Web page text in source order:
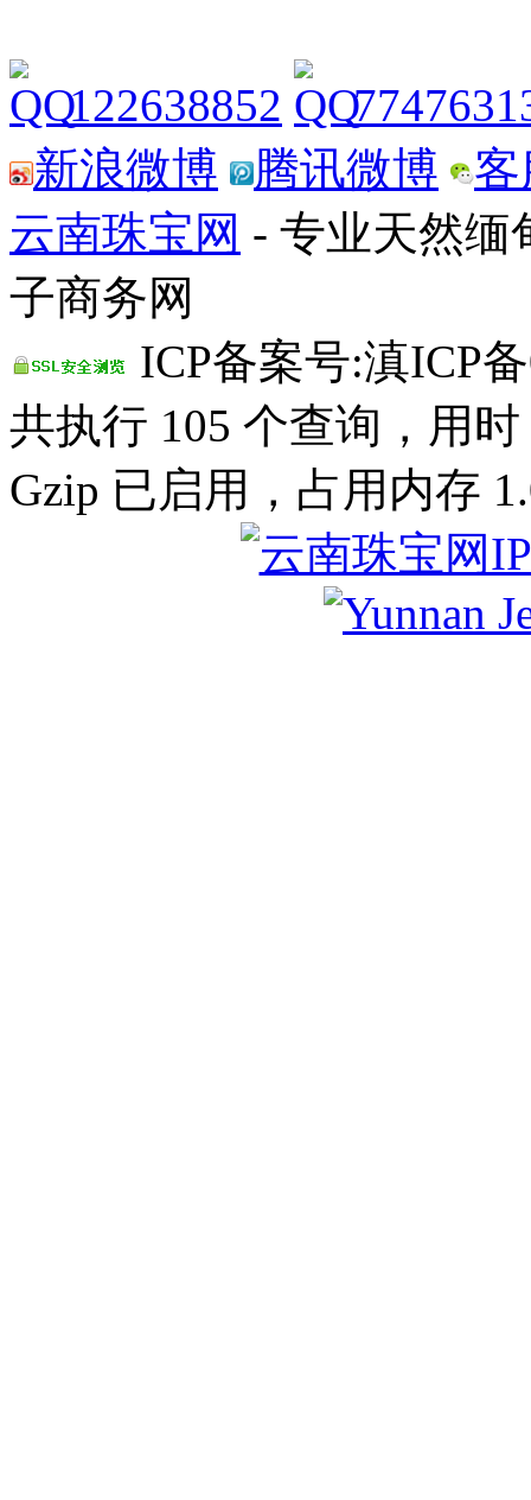
122638852
新浪微博
腾讯微博
云南珠宝网 - 专业天然缅
子商务网
ICP备案号:滇ICP
共执行 105 个查询，用
Gzip 已启用，占用内存